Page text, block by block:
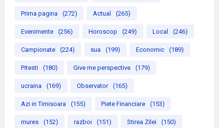
Prima pagina (272) Actual (265)
Evenimente (256) Horoscop (249) Local (246)
Campionate (224) sua (199) Economic (189)
Pitesti (180) Give me perspective (179)
ucraina (169) Observator (165)
Azi in Timisoara (155) Piete Financiare (153)
mures (152) razboi (151) Stirea Zilei (150)